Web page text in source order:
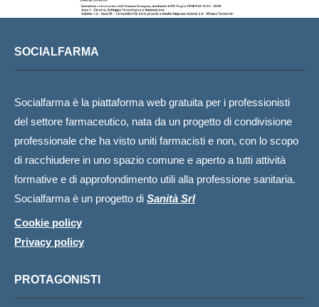
SOCIALFARMA
Socialfarma è la piattaforma web gratuita per i professionisti
del settore farmaceutico, nata da un progetto di condivisione
professionale che ha visto uniti farmacisti e non, con lo scopo
di racchiudere in uno spazio comune e aperto a tutti attività
formative e di approfondimento utili alla professione sanitaria.
Socialfarma è un progetto di Sanità Srl
Cookie policy
Privacy policy
PROTAGONISTI